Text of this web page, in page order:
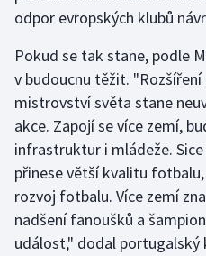
Parasport
Plavání
Plážový volejbal
Ragby
Rychlobruslení
odpor evropských klubů
Pokud se tak stane, podle
v budoucnu těžit. "Rozšíření
mistrovství světa stane
akce. Zapojí se více zemí,
infrastruktur i mládeže.
přinese větší kvalitu
rozvoj fotbalu. Více zemí
nadšení fanoušků a
událost," dodal portugalský